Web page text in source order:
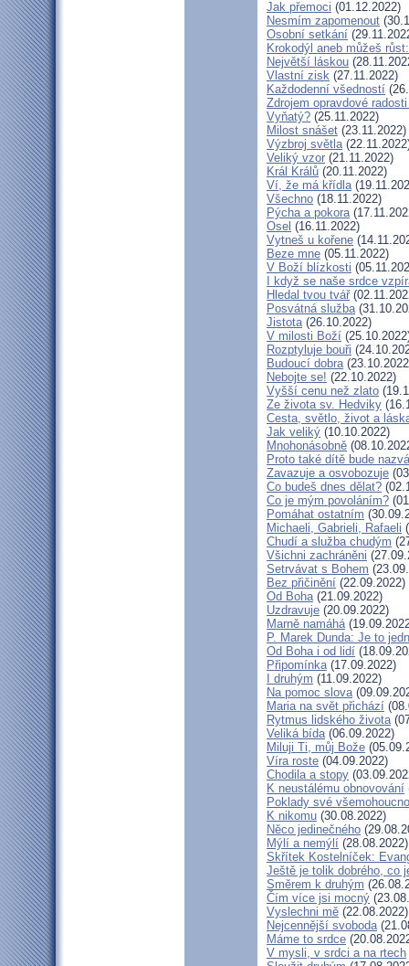
Jak přemoci (01.12.2022)
Nesmím zapomenout
Osobní setkání
Krokodýl aneb můžeš
Největší láskou
Vlastní zisk (27.11.2022)
Každodenní všedností
Zdrojem opravdové
Vyňatý? (25.11.2022)
Milost snášet (23.11.2022)
Výzbroj světla
Veliký vzor (21.11.2022)
Král Králů (20.11.2022)
Ví, že má křídla
Všechno (18.11.2022)
Pýcha a pokora
Osel (16.11.2022)
Vytneš u kořene
Beze mne (05.11.2022)
V Boží blízkosti
I když se naše srdce
Hledal tvou tvář
Posvátná služba
Jistota(26.10.2022)
V milosti Boží
Rozptyluje bouři
Budoucí dobra
Nebojte se! (22.10.2022)
Vyšší cenu než zlato
Ze života sv. Hedviky
Cesta, světlo, život a
Jak veliký (10.10.2022)
Mnohonásobně
Proto také dítě bude
Zavazuje a osvobozuje
Co budeš dnes dělat?
Co je mým povoláním?
Pomáhat ostatním
Michaeli, Gabrieli, Rafaeli
Chudí a služba chudým
Všichni zachráněni
Setrvávat s Bohem
Bez přičinění (22.09.2022)
Od Boha(21.09.2022)
Uzdravuje (20.09.2022)
Marně namáhá
P. Marek Dunda: Je to
Od Boha i od lidí
Připomínka(17.09.2022)
I druhým (11.09.2022)
Na pomoc slova
Maria na svět přichází
Rytmus lidského života
Veliká bída(06.09.2022)
Miluji Ti, můj Bože
Víra roste (04.09.2022)
Chodila a stopy
K neustálému obnovování
Poklady své
K nikomu (30.08.2022)
Něco jedinečného
Mýlí a nemýlí (28.08.2022)
Skřítek Kostelníček:
Ještě je tolik dobrého, co
Směrem k druhým
Čím více jsi mocný
Vyslechni mě (22.08.2022)
Nejcennější svoboda
Máme to srdce
V mysli, v srdci a na rtech